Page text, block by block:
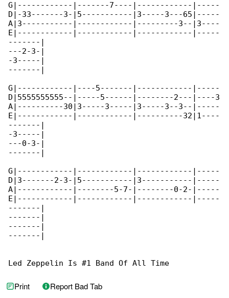
G|------------|-------7----|------------|-----
D|-33-------3-|5-----------|3-----3---65|-----
A|3-----------|------------|---------3--|3----
E|------------|------------|------------|-----
-------|
---2-3-|
-3-----|
-------|
G|------------|----5-------|------------|-----
D|5555555555--|-----5------|--------2---|----3
A|----------30|3-----3-----|3-----3--3--|-----
E|------------|------------|----------32|1----
-------|
-3-----|
---0-3-|
-------|
G|------------|------------|------------|-----
D|3-------2-3-|5-----------|3-----------|-----
A|------------|--------5-7-|--------0-2-|-----
E|------------|------------|------------|-----
-------|
-------|
-------|
-------|
Led Zeppelin Is #1 Band Of All Time
Print Report Bad Tab